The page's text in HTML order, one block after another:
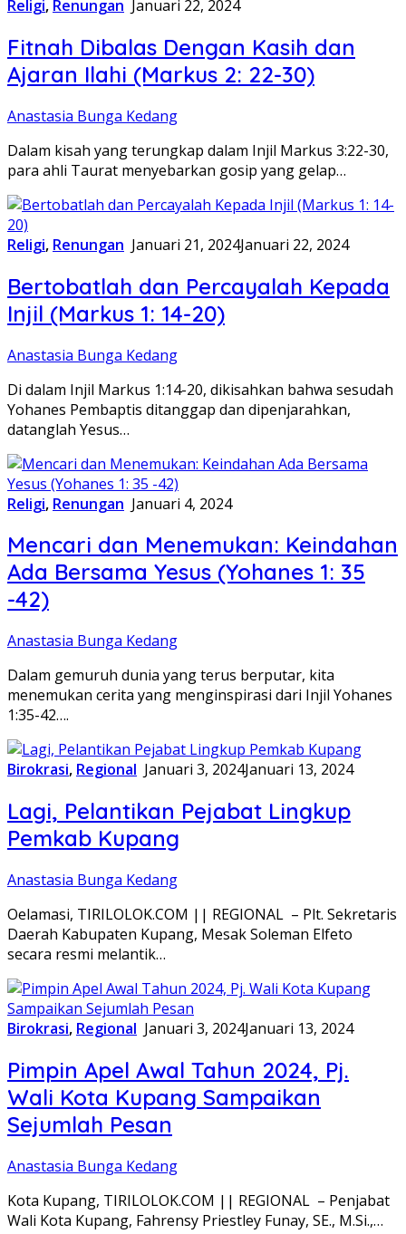
Religi, Renungan Januari 22, 2024
Fitnah Dibalas Dengan Kasih dan
Ajaran Ilahi (Markus 2: 22-30)
Anastasia Bunga Kedang
Dalam kisah yang terungkap dalam Injil Markus 3:22-30,
para ahli Taurat menyebarkan gosip yang gelap…
Religi, Renungan Januari 21, 2024Januari 22, 2024
Bertobatlah dan Percayalah Kepada
Injil (Markus 1: 14-20)
Anastasia Bunga Kedang
Di dalam Injil Markus 1:14-20, dikisahkan bahwa sesudah
Yohanes Pembaptis ditanggap dan dipenjarahkan,
datanglah Yesus…
Religi, Renungan Januari 4, 2024
Mencari dan Menemukan: Keindahan
Ada Bersama Yesus (Yohanes 1: 35
-42)
Anastasia Bunga Kedang
Dalam gemuruh dunia yang terus berputar, kita
menemukan cerita yang menginspirasi dari Injil Yohanes
1:35-42….
Birokrasi, Regional Januari 3, 2024Januari 13, 2024
Lagi, Pelantikan Pejabat Lingkup
Pemkab Kupang
Anastasia Bunga Kedang
Oelamasi, TIRILOLOK.COM || REGIONAL – Plt. Sekretaris
Daerah Kabupaten Kupang, Mesak Soleman Elfeto
secara resmi melantik…
Birokrasi, Regional Januari 3, 2024Januari 13, 2024
Pimpin Apel Awal Tahun 2024, Pj.
Wali Kota Kupang Sampaikan
Sejumlah Pesan
Anastasia Bunga Kedang
Kota Kupang, TIRILOLOK.COM || REGIONAL – Penjabat
Wali Kota Kupang, Fahrensy Priestley Funay, SE., M.Si.,…